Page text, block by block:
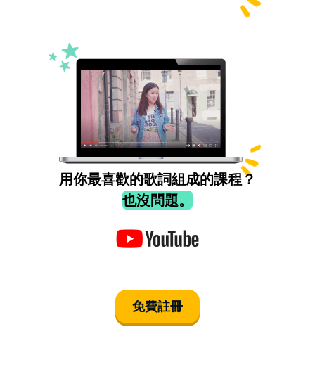
用你最喜歡的歌詞組成的課程？
也沒問題。
免費註冊